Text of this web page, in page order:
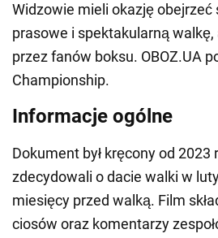
Widzowie mieli okazję
prasowe i spektakularną
przez fanów boksu. OBOZ.UA
Championship.
Informacje ogólne
Dokument był kręcony od
zdecydowali o dacie walki w
miesięcy przed walką. Film
ciosów oraz komentarzy